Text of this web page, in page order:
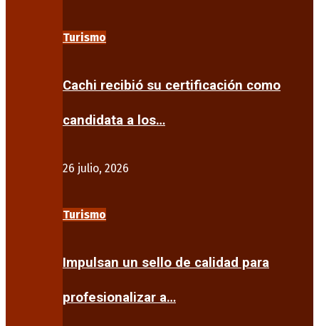
Turismo
Cachi recibió su certificación como
candidata a los…
26 julio, 2026
Turismo
Impulsan un sello de calidad para
profesionalizar a…